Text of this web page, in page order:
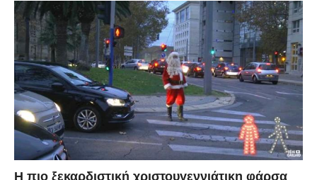
Η πιο ξεκαρδιστική χριστουγεννιάτικη φάρσα